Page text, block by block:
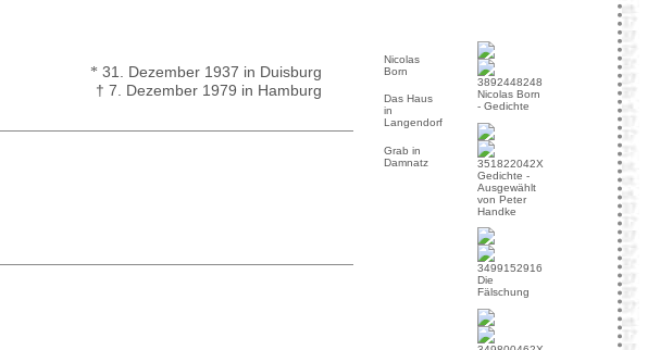
* 31. Dezember 1937 in Duisburg
† 7. Dezember 1979 in Hamburg
Nicolas
Born
Das Haus
in
Langendorf
Grab in
Damnatz
Nicolas Born
- Gedichte
Gedichte -
Ausgewählt
von Peter
Handke
Die
Fälschung